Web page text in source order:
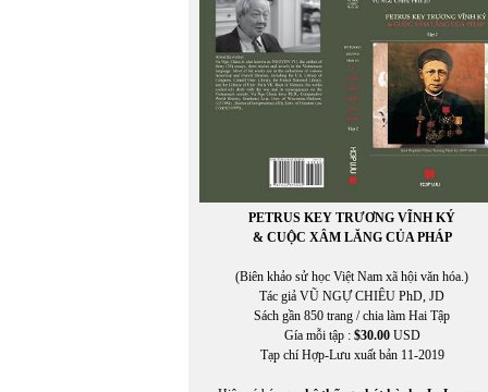
LÊ MINH NHỰT
LÊ MINH PHONG
Lê Ngân Hằng
Lê Nguyệt Minh
Lê Nho Quế Sơn
Lê Phong Quan
Lê Thị Dương
LÊ THỊ HUỆ
Lê Thị Thanh Thảo
Lê Thị Thanh Thảo chuyển ngữ
LÊ THỜI TÂN
LÊ VĂN HIẾU
PETRUS KEY TRƯƠNG VĨNH KÝ
& CUỘC XÂM LĂNG CỦA PHÁP
(Biên khảo sử học Việt Nam xã hội văn hóa.)
Tác giả VŨ NGỰ CHIÊU PhD, JD
Sách gần 850 trang / chia làm Hai Tập
Gía mỗi tập : $30.00USD
Tạp chí Hợp-Lưu xuất bản 11-2019